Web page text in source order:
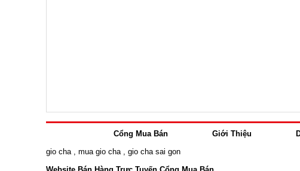
Cổng Mua Bán Giới Thiệu
gio cha
mua gio cha
gio cha sai gon